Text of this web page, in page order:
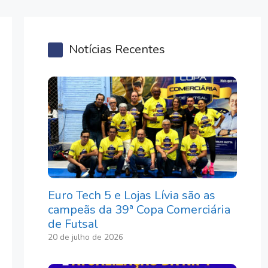
Notícias Recentes
Euro Tech 5 e Lojas Lívia são as
campeãs da 39ª Copa Comerciária
de Futsal
20 de julho de 2026